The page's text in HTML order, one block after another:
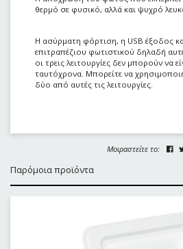
θερμό σε φυσικό, αλλά και ψυχρό
Η ασύρματη φόρτιση, η USB έξοδος
επιτραπέζιου φωτιστικού δηλαδή
οι τρεις λειτουργίες δεν μπορούν να
ταυτόχρονα. Μπορείτε να
δύο από αυτές τις λειτουργίες.
Μοιραστείτε το:
Παρόμοια προϊόντα